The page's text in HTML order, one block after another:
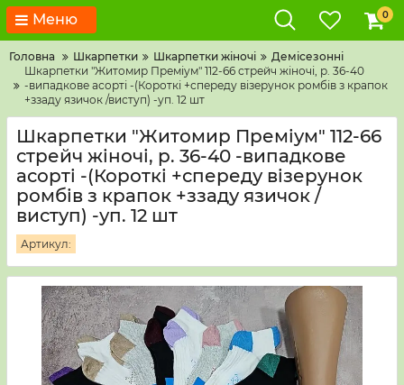
Меню 0
Головна Шкарпетки Шкарпетки жіночі
Демісезонні
Шкарпетки "Житомир Преміум" 112-66 стрейч жіночі, р. 36-40
-випадкове асорті -(Короткі +спереду візерунок ромбів з крапок
+ззаду язичок /виступ) -уп. 12 шт
Шкарпетки "Житомир Преміум" 112-66
стрейч жіночі, р. 36-40 -випадкове
асорті -(Короткі +спереду візерунок
ромбів з крапок +ззаду язичок /
виступ) -уп. 12 шт
Артикул: